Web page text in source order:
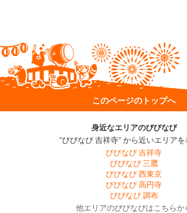
このページのトップへ
身近なエリアのびびなび
"びびなび 吉祥寺" から近いエリアを
びびなび 吉祥寺
びびなび 三鷹
びびなび 西東京
びびなび 高円寺
びびなび 調布
他エリアのびびなびはこちらか